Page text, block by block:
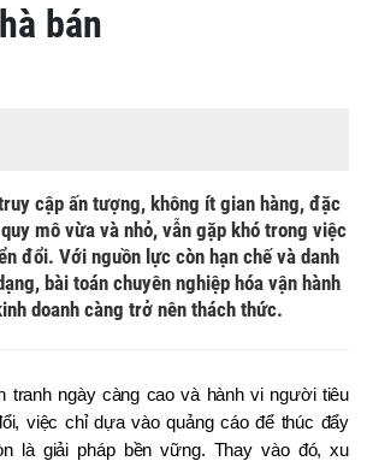
bán
cập ấn tượng, không ít gian hàng, đặc
mô vừa và nhỏ, vẫn gặp khó trong việc
đổi. Với nguồn lực còn hạn chế và danh
bài toán chuyên nghiệp hóa vận hành
doanh càng trở nên thách thức.
tranh ngày càng cao và hành vi người tiêu
việc chỉ dựa vào quảng cáo để thúc đẩy
là giải pháp bền vững. Thay vào đó, xu